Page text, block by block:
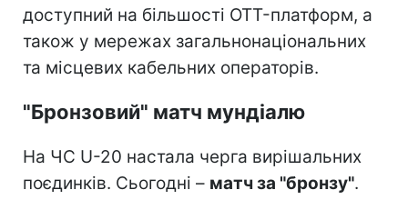
доступний на більшості OTT-платформ, а
також у мережах загальнонаціональних
та місцевих кабельних операторів.
"Бронзовий" матч мундіалю
На ЧС U-20 настала черга вирішальних
поєдинків. Сьогодні – матч за "бронзу".